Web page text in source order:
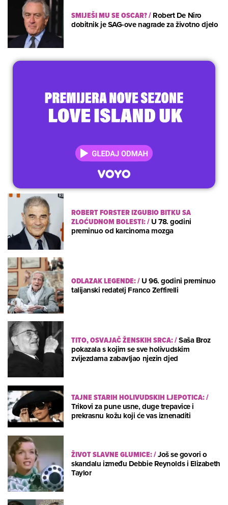
SMIJEŠI MU SE OSCAR?/Robert De Niro
dobitnik je SAG-ove nagrade za životno djelo
ROBERT FORSTER IZGUBIO BITKU SA
ZLOĆUDNOM BOLESTI:/U 78. godini
preminuo od karcinoma mozga
ODLAZAK LEGENDE:/U 96. godini preminuo
talijanski redatelj Franco Zeffirelli
TITO, OSVAJAČ ŽENSKIH SRCA:/Saša Broz
pokazala s kojim se sve holivudskim
zvijezdama zabavljao njezin djed
TAJNE STARIH HOLIVUDSKIH LJEPOTICA:/
Trikovi za pune usne, duge trepavice i
prekrasnu kožu koji će vas iznenaditi
ŽIVOT SLAVNE GLUMICE:/Još se govori o
skandalu između Debbie Reynolds i Elizabeth
Taylor